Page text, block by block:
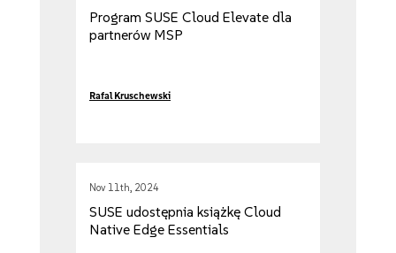
Program SUSE Cloud Elevate dla
partnerów MSP
Rafal Kruschewski
Nov 11th, 2024
SUSE udostępnia książkę Cloud
Native Edge Essentials